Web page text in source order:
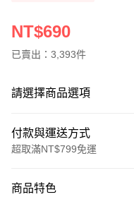
NT$690
已賣出：3,393件
請選擇商品選項
付款與運送方式
超取滿NT$799免運
信用卡一次付款
商品特色